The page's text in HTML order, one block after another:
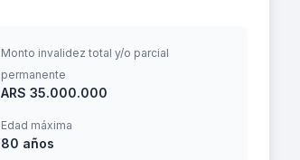
Monto invalidez total y/o parcial
permanente
ARS 35.000.000
Edad máxima
80 años